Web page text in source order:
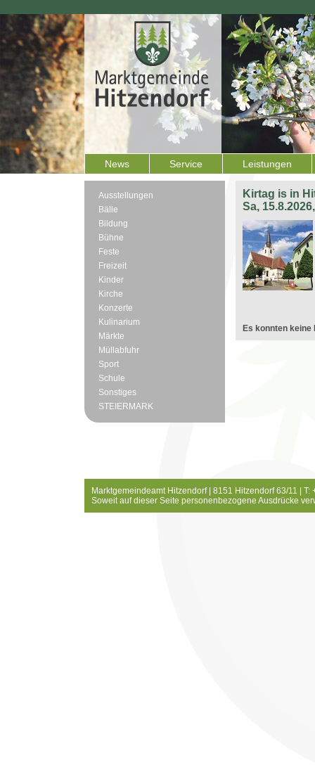
News Service Leistungen
Ausstellungen
Bälle
Bildung
Bühne
Feste
Freizeit
Kinder
Kirche
Konzerte
Kulinarium
Märkte
Müllabfuhr
Sport
Schule
Sonstiges
STEIERMARK
Kirtag is in
Sa,
Es konnten keine
Marktgemeindeamt Hitzendorf | 8151 Hitzendorf 63/11 |
Soweit auf dieser Seite personenbezogene Ausdrücke